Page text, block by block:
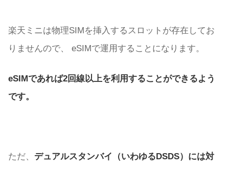
楽天ミニは物理SIMを挿入するスロットが存在してお
りませんので、 eSIMで運用することになります。
eSIMであれば2回線以上を利用することができるよう
です。
ただ、 デュアルスタンバイ（いわゆるDSDS）には対